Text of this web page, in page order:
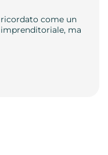
ricordato come un
ma